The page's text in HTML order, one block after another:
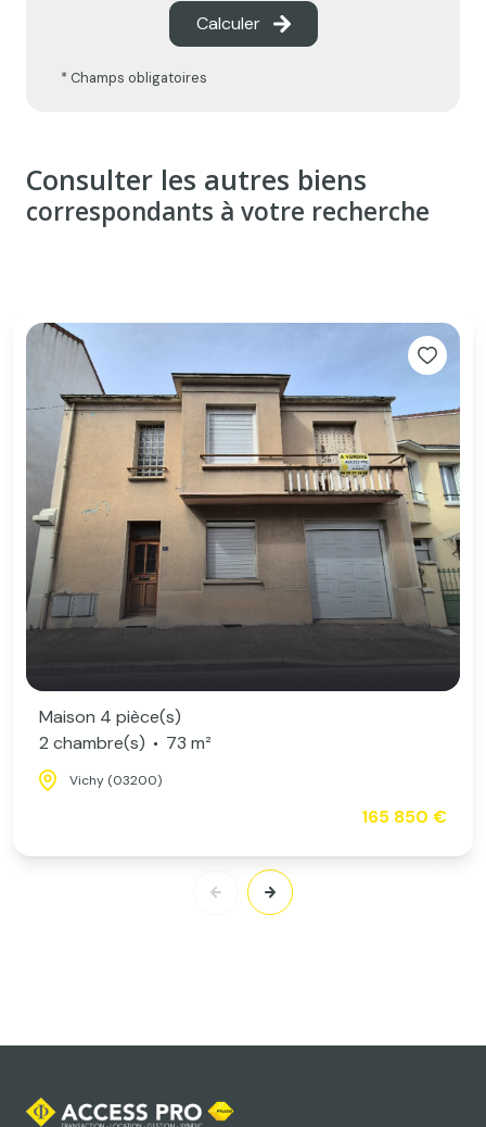
Calculer
* Champs obligatoires
Consulter les autres biens
correspondants à votre recherche
Maison 4 pièce(s)
2 chambre(s)
73 m²
Vichy (03200)
165 850 €